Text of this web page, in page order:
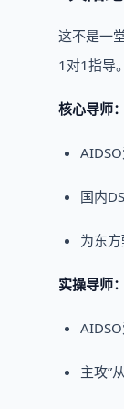
这不是一
1对1指导。
核心导师
国内
为东
实操导师
主攻”